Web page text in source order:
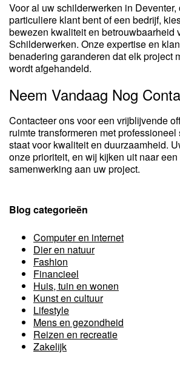
Voor al uw schilderwerken in Deventer,
particuliere klant bent of een bedrijf,
bewezen kwaliteit en betrouwbaarheid
Schilderwerken. Onze expertise en
benadering garanderen dat elk project
wordt afgehandeld.
Neem Vandaag Nog
Contacteer ons voor een vrijblijvende
ruimte transformeren met
staat voor kwaliteit en duurzaamheid.
onze prioriteit, en wij kijken uit naar
samenwerking aan uw project.
Blog categorieën
Computer en internet
Dier en natuur
Fashion
Financieel
Huis, tuin en wonen
Kunst en cultuur
Lifestyle
Mens en gezondheid
Reizen en recreatie
Zakelijk